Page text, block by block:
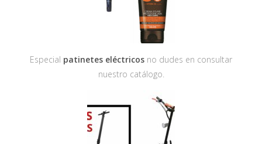
Especial patinetes eléctricos no dudes en consultar
nuestro catálogo.